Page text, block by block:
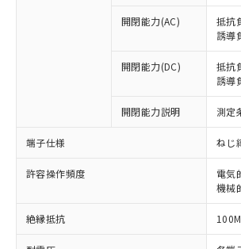
開閉能力(AC)
抵抗
誘導
開閉能力(DC)
抵抗
誘導
開閉能力説明 測定
端子仕様 ねじ
許容操作頻度
電気
機械
絶縁抵抗
以下の条件をお読みいただき、
本サービスは、当社制御機
商品の当社在庫状況および
(税抜)を提供させていただ
本サービスの対象外となる
ことをご了承ください。
在庫状況および標準価格照
記載している更新日時点で
タに基づき作成されるもの
覧された時点での実際の在
対応予定なし：EU RoHS指令（
非含有に非対応の商品で、対応
調査・確認中：EU RoHS指令（
非含有の対応状況を調査中また
非該当品：ライセンス料など無
害物質有無と関係のない商品です
仕入先様の事情により、非含有部
いたものが、含有品と判明した
むを得ず変更することがあります
鉛(Pb) 1000ppm以下、 水銀(Hg) 1000ppm
六価クロム(Cr(Ⅵ)) 1000ppm以下、ポリ臭
※1 中国RoHS○×表
「○」：最大均質材料含有率が中
基準値以下であることを示します
「×」：最大均質材料含有率が中
基準値を超えていることを示しま
「－」：未確認です。当社販売部
*中国RoHS10物質の基準値 (GB/T26572)：
Pb(鉛) :1000ppm、 Hg(水銀) : 1000ppm、
当社は、これら貴社製品の
為替および外国貿易法に定
（以下｢規制貨物等」とい
または国外への提供する場
国政府の輸出許可(または役
可)を取得するなどの必要な